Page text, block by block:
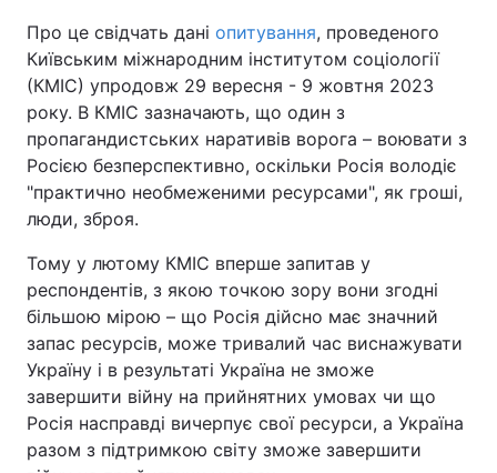
Про це свідчать дані опитування, проведеного
Київським міжнародним інститутом соціології
(КМІС) упродовж 29 вересня - 9 жовтня 2023
року. В КМІС зазначають, що один з
пропагандистських наративів ворога – воювати з
Росією безперспективно, оскільки Росія володіє
"практично необмеженими ресурсами", як гроші,
люди, зброя.
Тому у лютому КМІС вперше запитав у
респондентів, з якою точкою зору вони згодні
більшою мірою – що Росія дійсно має значний
запас ресурсів, може тривалий час виснажувати
Україну і в результаті Україна не зможе
завершити війну на прийнятних умовах чи що
Росія насправді вичерпує свої ресурси, а Україна
разом з підтримкою світу зможе завершити